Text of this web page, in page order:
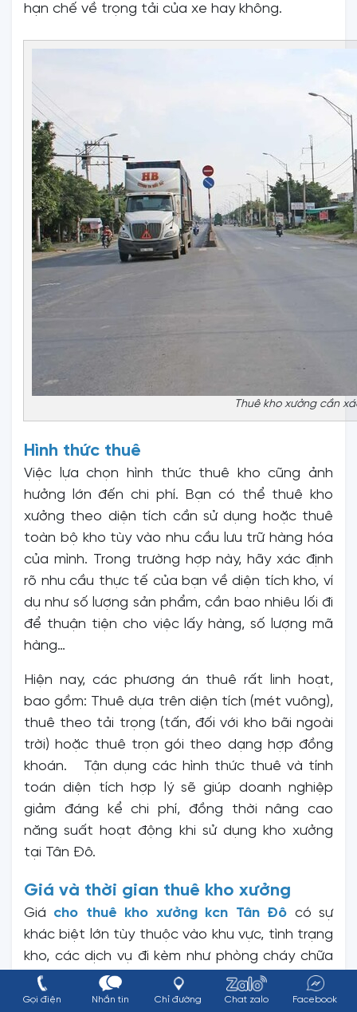
hạn chế về trọng tải của xe hay không.
Thuê kho xưởng cần
Hình thức thuê
Việc lựa chọn hình thức thuê kho cũng ảnh
hưởng lớn đến chi phí. Bạn có thể thuê kho
xưởng theo diện tích cần sử dụng hoặc thuê
toàn bộ kho tùy vào nhu cầu lưu trữ hàng hóa
của mình. Trong trường hợp này, hãy xác định
rõ nhu cầu thực tế của bạn về diện tích kho, ví
dụ như số lượng sản phẩm, cần bao nhiêu lối đi
để thuận tiện cho việc lấy hàng, số lượng mã
hàng…
Hiện nay, các phương án thuê rất linh hoạt,
bao gồm: Thuê dựa trên diện tích (mét vuông),
thuê theo tải trọng (tấn, đối với kho bãi ngoài
trời) hoặc thuê trọn gói theo dạng hợp đồng
khoán. Tận dụng các hình thức thuê và tính
toán diện tích hợp lý sẽ giúp doanh nghiệp
giảm đáng kể chi phí, đồng thời nâng cao
năng suất hoạt động khi sử dụng kho xưởng
tại Tân Đô.
Giá và thời gian thuê kho xưởng
Giá cho thuê kho xưởng kcn Tân Đô có sự
khác biệt lớn tùy thuộc vào khu vực, tình trạng
kho, các dịch vụ đi kèm như phòng cháy chữa
cháy hệ thống xe nâng, và các dịch vụ quản
lý kho. Một kho xưởng có đầy đủ các tiện ích
Gọi điện Nhắn tin Chỉ đường Chat zalo Facebook